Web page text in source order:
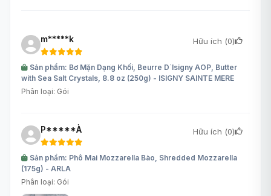
m*****k Hữu ích (0)
Sản phẩm: Bơ Mặn Dạng Khối, Beurre D`Isigny AOP, Butter
with Sea Salt Crystals, 8.8 oz (250g) - ISIGNY SAINTE MERE
Phân loại: Gói
P*****À Hữu ích (0)
Sản phẩm: Phô Mai Mozzarella Bào, Shredded Mozzarella
(175g) - ARLA
Phân loại: Gói